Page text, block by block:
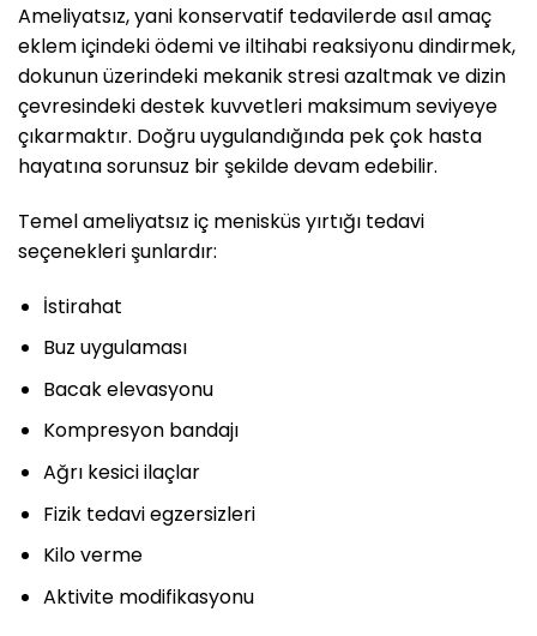
Ameliyatsız, yani konservatif tedavilerde asıl amaç
eklem içindeki ödemi ve iltihabi reaksiyonu dindirmek,
dokunun üzerindeki mekanik stresi azaltmak ve dizin
çevresindeki destek kuvvetleri maksimum seviyeye
çıkarmaktır. Doğru uygulandığında pek çok hasta
hayatına sorunsuz bir şekilde devam edebilir.
Temel ameliyatsız iç menisküs yırtığı tedavi
seçenekleri şunlardır:
İstirahat
Buz uygulaması
Bacak elevasyonu
Kompresyon bandajı
Ağrı kesici ilaçlar
Fizik tedavi egzersizleri
Kilo verme
Aktivite modifikasyonu